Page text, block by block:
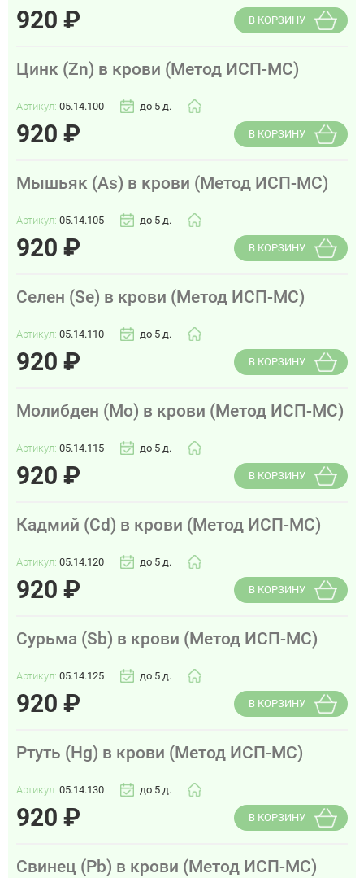
920 ₽ В КОРЗИНУ
Цинк (Zn) в крови (Метод ИСП-МС)
Артикул: 05.14.100 до 5 д.
920 ₽ В КОРЗИНУ
Мышьяк (As) в крови (Метод ИСП-МС)
Артикул: 05.14.105 до 5 д.
920 ₽ В КОРЗИНУ
Селен (Se) в крови (Метод ИСП-МС)
Артикул: 05.14.110 до 5 д.
920 ₽ В КОРЗИНУ
Молибден (Мо) в крови (Метод ИСП-МС)
Артикул: 05.14.115 до 5 д.
920 ₽ В КОРЗИНУ
Кадмий (Cd) в крови (Метод ИСП-МС)
Артикул: 05.14.120 до 5 д.
920 ₽ В КОРЗИНУ
Сурьма (Sb) в крови (Метод ИСП-МС)
Артикул: 05.14.125 до 5 д.
920 ₽ В КОРЗИНУ
Ртуть (Hg) в крови (Метод ИСП-МС)
Артикул: 05.14.130 до 5 д.
920 ₽ В КОРЗИНУ
Свинец (Pb) в крови (Метод ИСП-МС)